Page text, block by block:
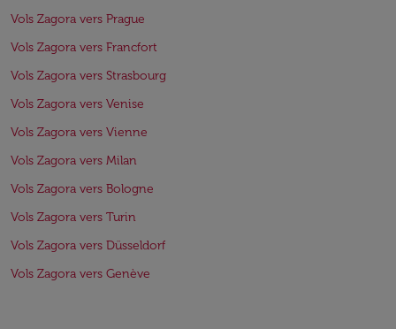
Vols Zagora vers Prague
Vols Zagora vers Francfort
Vols Zagora vers Strasbourg
Vols Zagora vers Venise
Vols Zagora vers Vienne
Vols Zagora vers Milan
Vols Zagora vers Bologne
Vols Zagora vers Turin
Vols Zagora vers Düsseldorf
Vols Zagora vers Genève